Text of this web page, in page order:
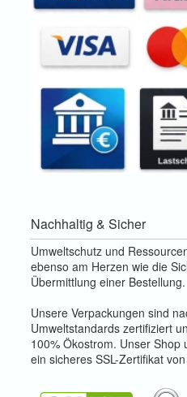
Nachhaltig & Sicher
Umweltschutz und
ebenso am Herzen wie die
Übermittlung einer Bestellung.
Unsere Verpackungen sind
Umweltstandards zertifiziert
100% Ökostrom. Unser Shop
ein sicheres SSL-Zertifikat